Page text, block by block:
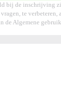
bij de inschrijving
te
de Algemene